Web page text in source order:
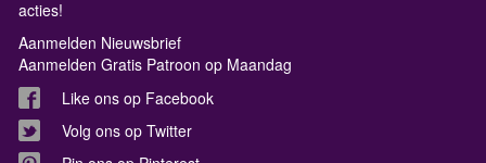
acties!
Aanmelden Nieuwsbrief
Aanmelden Gratis Patroon op Maandag
Like ons op Facebook
Volg ons op Twitter